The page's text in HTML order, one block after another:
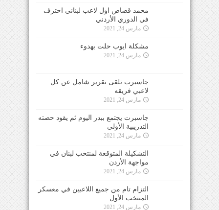
محمد قصاص اول لاعب لبناني احترف
في الدوري الأردني
مارس 24, 2021
مشكلة ايوب حلت بهدوء
مارس 24, 2021
جاسبرت تلقى تقرير شامل عن كل
لاعبي فريقه
مارس 24, 2021
جاسبرت يجتمع ببدر اليوم ثم يقود حصته
التدريبية الأولى
مارس 24, 2021
التشكيلة المتوقعة لمنتخب لبنان في
مواجهة الأردن
مارس 24, 2021
التزام تام من جميع اللاعبين في معسكر
المنتخب الأول
مارس 24, 2021